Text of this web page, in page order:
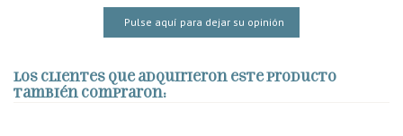
Pulse aquí para dejar su opinión
Los clientes que adquirieron este producto
también compraron: